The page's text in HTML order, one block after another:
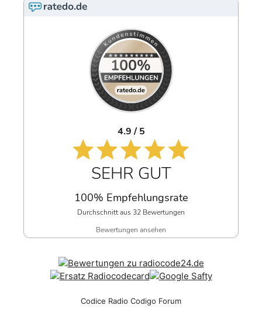
4.9 / 5
SEHR GUT
100% Empfehlungsrate
Durchschnitt aus 32 Bewertungen
Bewertungen ansehen
Codice Radio Codigo Forum